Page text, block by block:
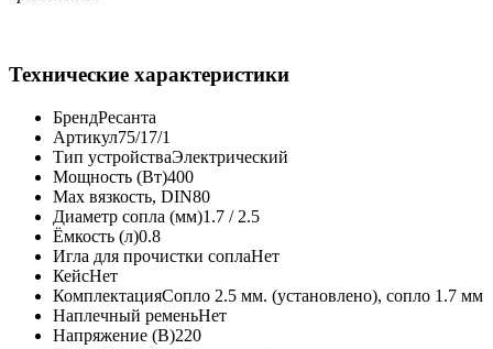
Технические характеристики
БрендРесанта
Артикул75/17/1
Тип устройстваЭлектрический
Мощность (Вт)400
Max вязкость, DIN80
Диаметр сопла (мм)1.7 / 2.5
Ёмкость (л)0.8
Игла для прочистки соплаНет
КейсНет
КомплектацияСопло 2.5 мм. (установлено), сопло 1.7 мм
Наплечный ременьНет
Напряжение (В)220